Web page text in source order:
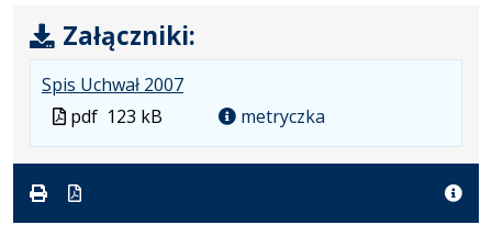
Załączniki:
Spis Uchwał 2007.
formacie:
.
Rozmiar
123
.
Otwiera
w
Plik
formacie
pdf 123 kB metryczka